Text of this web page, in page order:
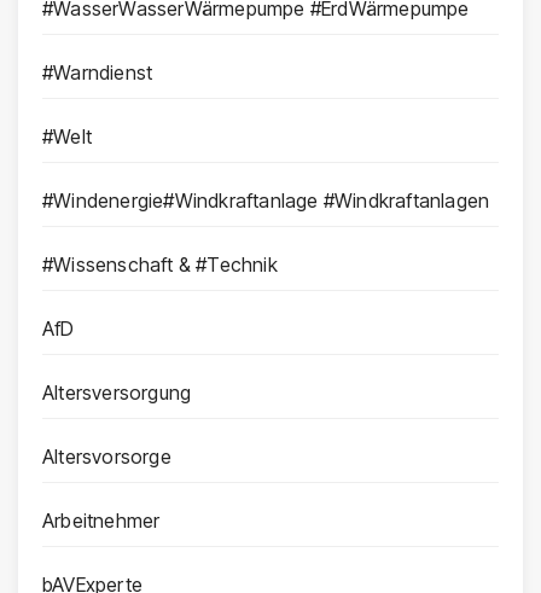
#WasserWasserWärmepumpe #ErdWärmepumpe
#Warndienst
#Welt
#Windenergie#Windkraftanlage #Windkraftanlagen
#Wissenschaft & #Technik
AfD
Altersversorgung
Altersvorsorge
Arbeitnehmer
bAVExperte